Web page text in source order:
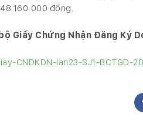
đồng.
Giấy Chứng Nhận Đăng Ký
CNDKDN-lan23-SJ1-BCTGD-